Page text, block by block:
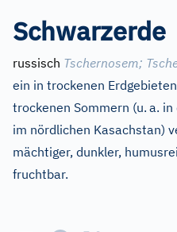
Schwarzerde
russisch Tschernosem;
ein in trockenen
trockenen Sommern (u. a. in
im nördlichen Kasachstan)
mächtiger, dunkler,
fruchtbar.